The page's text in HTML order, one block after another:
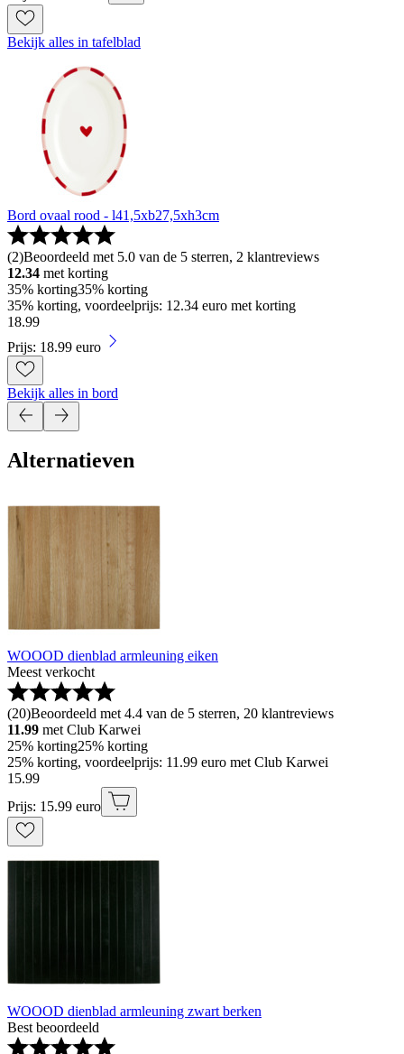
Bekijk alles in tafelblad
Bord ovaal rood - l41,5xb27,5xh3cm
(2)Beoordeeld met 5.0 van de 5 sterren, 2 klantreviews
12.34 met korting
35% korting35% korting
35% korting, voordeelprijs: 12.34 euro met korting
18.99
Prijs: 18.99 euro
Bekijk alles in bord
Alternatieven
WOOOD dienblad armleuning eiken
Meest verkocht
(20)Beoordeeld met 4.4 van de 5 sterren, 20 klantreviews
11.99 met Club Karwei
25% korting25% korting
25% korting, voordeelprijs: 11.99 euro met Club Karwei
15.99
Prijs: 15.99 euro
WOOOD dienblad armleuning zwart berken
Best beoordeeld